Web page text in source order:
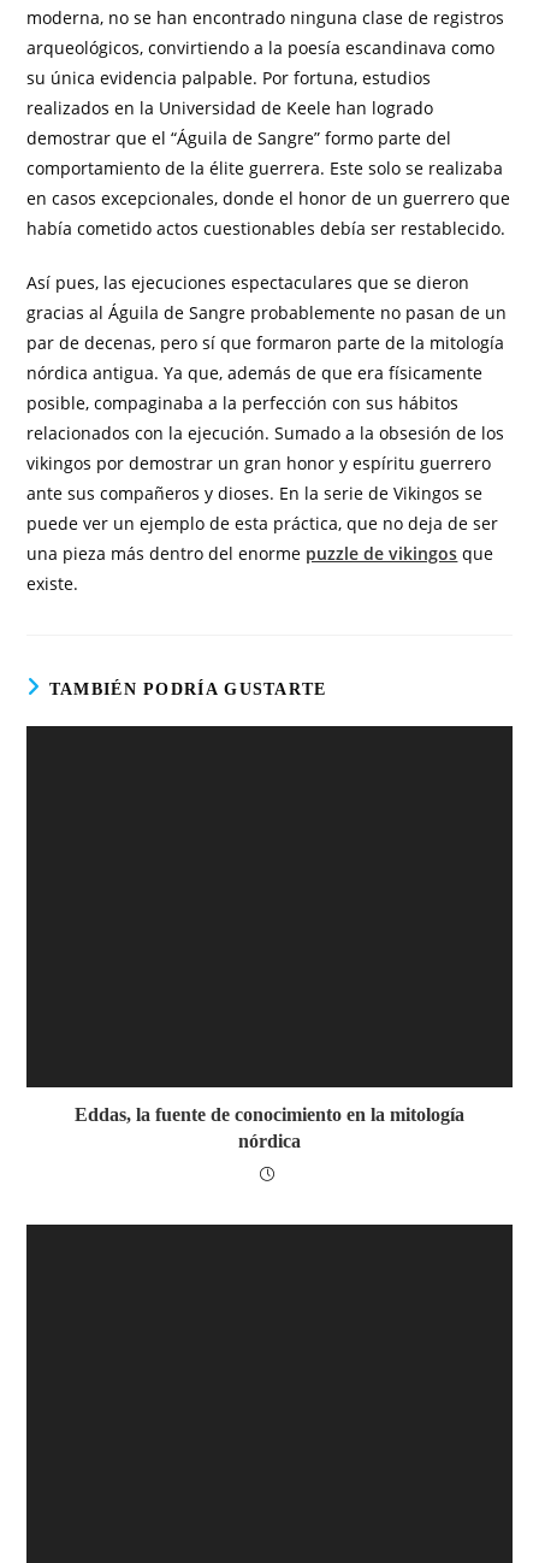
moderna, no se han encontrado ninguna clase de registros
arqueológicos, convirtiendo a la poesía escandinava como
su única evidencia palpable. Por fortuna, estudios
realizados en la Universidad de Keele han logrado
demostrar que el “Águila de Sangre” formo parte del
comportamiento de la élite guerrera. Este solo se realizaba
en casos excepcionales, donde el honor de un guerrero que
había cometido actos cuestionables debía ser restablecido.
Así pues, las ejecuciones espectaculares que se dieron
gracias al Águila de Sangre probablemente no pasan de un
par de decenas, pero sí que formaron parte de la mitología
nórdica antigua. Ya que, además de que era físicamente
posible, compaginaba a la perfección con sus hábitos
relacionados con la ejecución. Sumado a la obsesión de los
vikingos por demostrar un gran honor y espíritu guerrero
ante sus compañeros y dioses. En la serie de Vikingos se
puede ver un ejemplo de esta práctica, que no deja de ser
una pieza más dentro del enorme puzzle de vikingos que
existe.
TAMBIÉN PODRÍA GUSTARTE
Eddas, la fuente de conocimiento en la mitología
nórdica